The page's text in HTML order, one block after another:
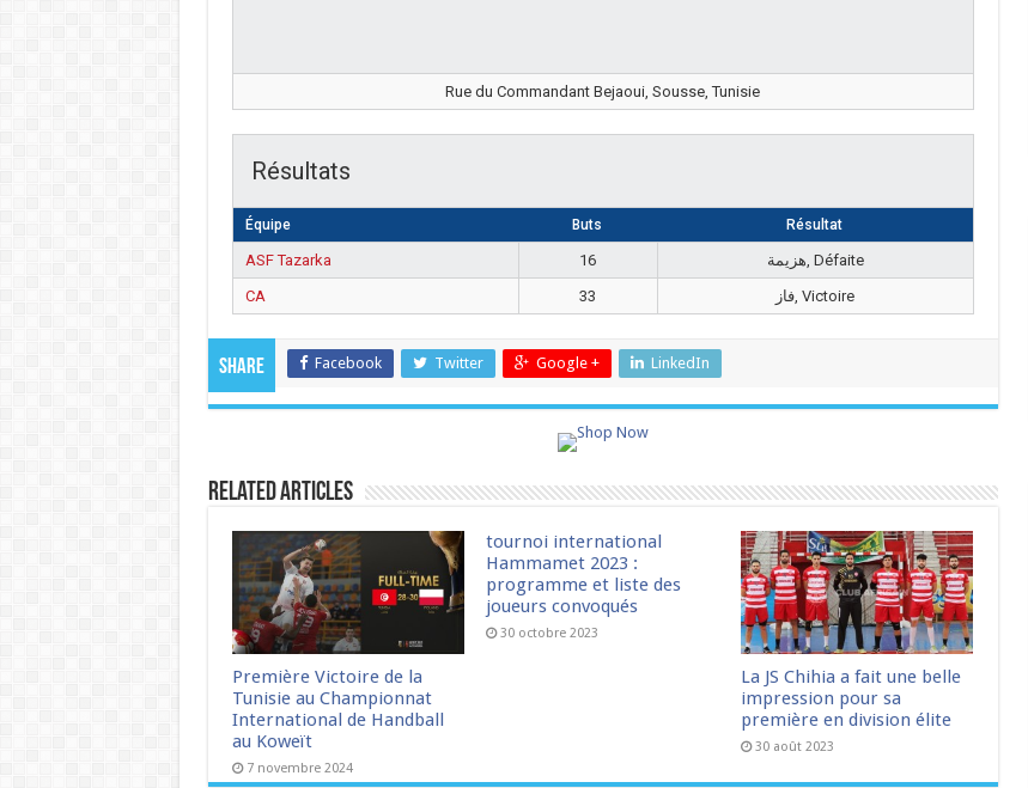
Rue du Commandant Bejaoui, Sousse, Tunisie
Résultats
Équipe Buts Résultat
ASF Tazarka 16
هزيمة, Défaite
CA
33 فاز, Victoire
Share Facebook Twitter Google + LinkedIn
Related Articles
Première Victoire de la
Tunisie au Championnat
International de Handball
au Koweït
7 novembre 2024
tournoi international
Hammamet 2023 :
programme et liste des
joueurs convoqués
30 octobre 2023
La JS Chihia a fait une belle
impression pour sa
première en division élite
30 août 2023